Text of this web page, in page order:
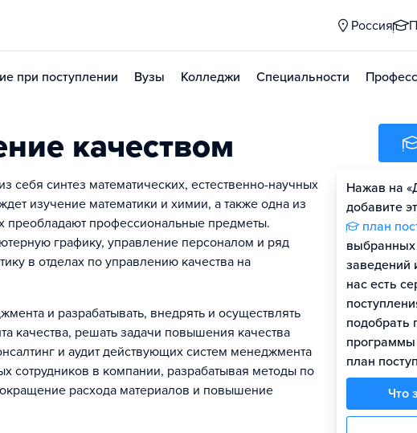
Россия
при поступлении Вузы Колледжи Специальности
качеством
себя синтез математических, естественно-научных
изучение математики и химии, а также одна из
преобладают профессиональные предметы.
графику, управление персоналом и ряд
в отделах по управлению качества на
и разрабатывать, внедрять и осуществлять
качества, решать задачи повышения качества
и аудит действующих систем менеджмента
сотрудников в компании, разрабатывая методы по
расхода материалов и повышение
Нажав на
добавите
план
заведений
нас есть
подобрать
программы
план
Что